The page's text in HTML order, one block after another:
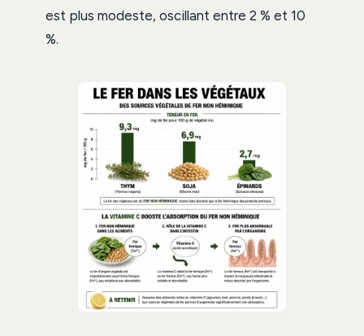
est plus modeste, oscillant entre 2 % et 10
%.